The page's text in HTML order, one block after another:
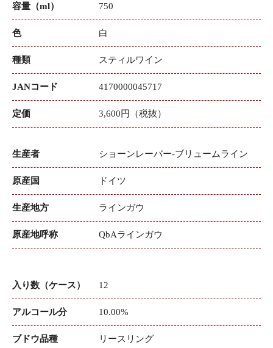
容量（ml） 750
色 白
種類 スティルワイン
JANコード 4170000045717
定価 3,600円（税抜）
生産者 ショーンレーバー-ブリュームライン
原産国 ドイツ
生産地方 ラインガウ
原産地呼称 QbAラインガウ
入り数（ケース） 12
アルコール分 10.00%
ブドウ品種 リースリング